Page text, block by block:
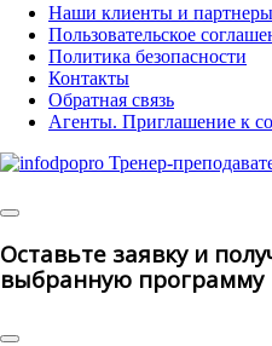
Наши клиенты и партнеры
Пользовательское
Политика безопасности
Контакты
Обратная связь
Агенты. Приглашение к
Оставьте заявку и
выбранную программу